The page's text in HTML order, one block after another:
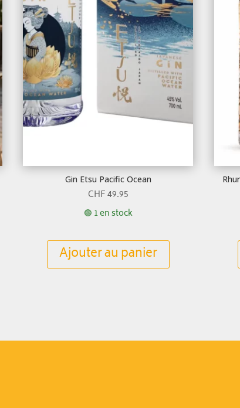
Gin Etsu Pacific Ocean
CHF49.95
🟢 1 en stock
Ajouter au panier